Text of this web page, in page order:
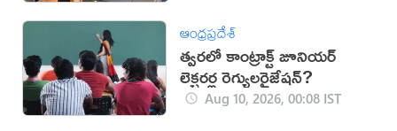
ఆంధ్రప్రదేశ్
త్వరలో కాంట్రాక్ట్‌ జూనియర్
లెక్చరర్ల రెగ్యులరైజేషన్?
Aug 10, 2026, 00:08 IST